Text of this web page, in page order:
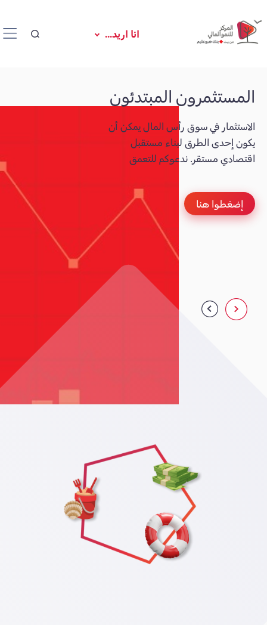
انا اريد...
المستثمرون المبتدئون
الاستثمار في سوق رأس المال يمكن أن
يكون إحدى الطرق لبناء مستقبل
اقتصادي مستقر. ندعوكم للتعمق
إضغطوا هنا